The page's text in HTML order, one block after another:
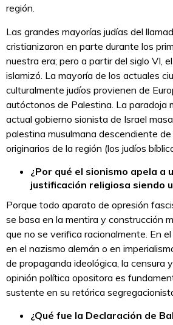
región.
Las grandes mayorías judías del
cristianizaron en parte durante los
nuestra era; pero a partir del siglo VI,
islamizó. La mayoría de los actuales
culturalmente judíos provienen de
autóctonos de Palestina. La paradoja
actual gobierno sionista de Israel
palestina musulmana descendiente
originarios de la región (los judíos
¿Por qué el sionismo apela a
justificación religiosa siendo
Porque todo aparato de opresión
se basa en la mentira y construcción
que no se verifica racionalmente. En
en el nazismo alemán o en
de propaganda ideológica, la censura
opinión política opositora es
sustente en su retórica
¿Qué fue la Declaración de